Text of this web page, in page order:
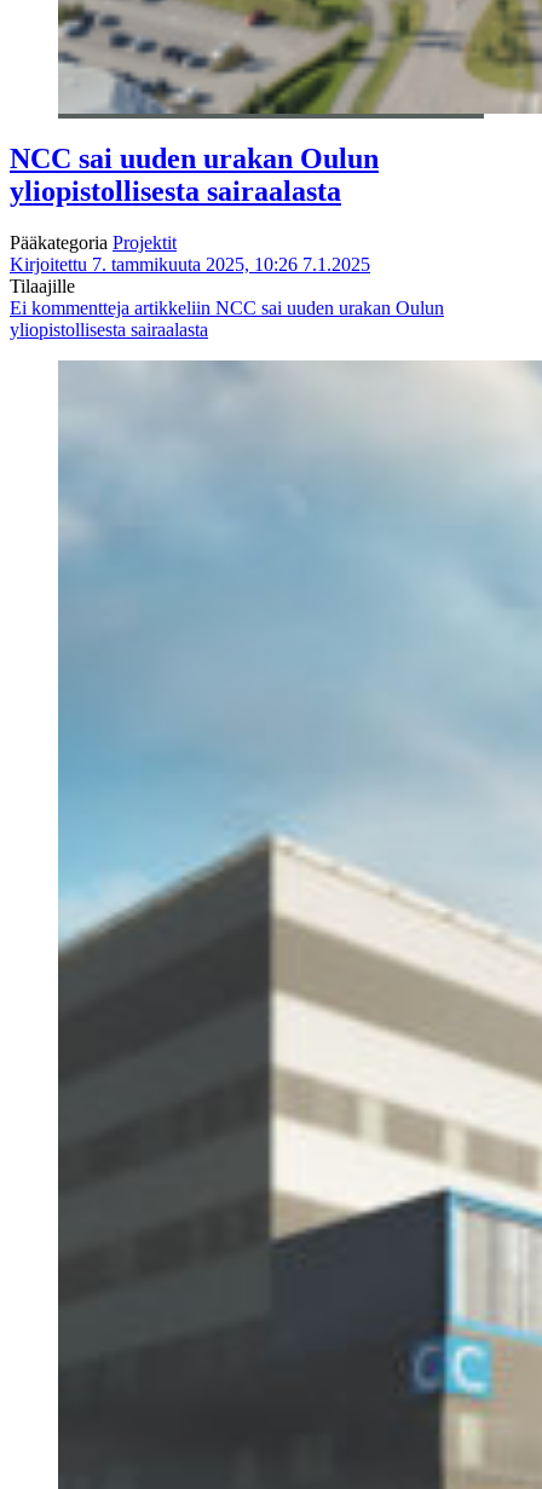
NCC sai uuden urakan Oulun
yliopistollisesta sairaalasta
Pääkategoria Projektit
Kirjoitettu 7. tammikuuta 2025, 10:26 7.1.2025
Tilaajille
Ei kommentteja artikkeliin NCC sai uuden urakan Oulun
yliopistollisesta sairaalasta